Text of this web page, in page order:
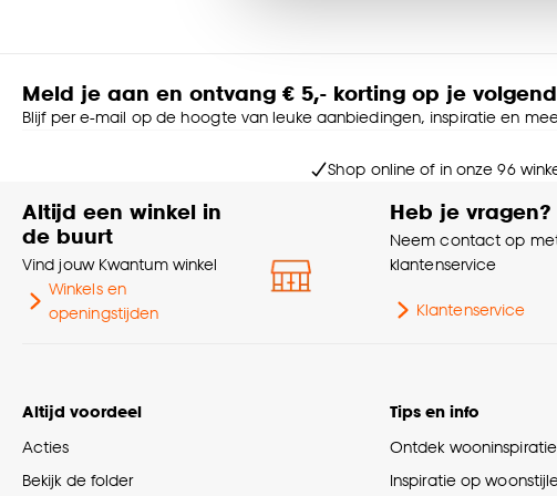
Meld je aan en ontvang € 5,- korting op je
Blijf per e-mail op de hoogte van leuke aanbiedingen, inspiratie en
Shop online of in onze 96
Altijd een winkel in
de buurt
Vind jouw Kwantum winkel
Winkels en
openingstijden
Heb je vragen?
Neem contact op
klantenservice
Klantenservice
Altijd voordeel
Acties
Bekijk de folder
Tips en info
Ontdek wooninspiratie
Inspiratie op